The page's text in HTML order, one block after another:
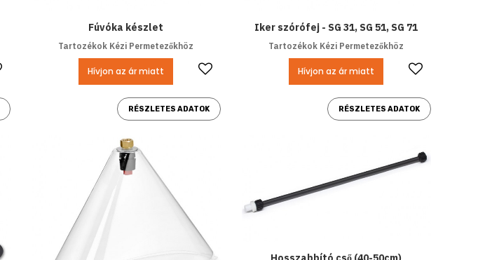
Kedvencekhez ad
Fúvóka készlet
Tartozékok Kézi Permetezőkhöz
Hívjon az ár miatt Kedvencekhez ad
RÉSZLETES ADATOK
Iker szórófej - SG 31, SG 51, SG 71
Tartozékok Kézi Permetezőkhöz
Hívjon az ár miatt
RÉSZLETES ADATOK